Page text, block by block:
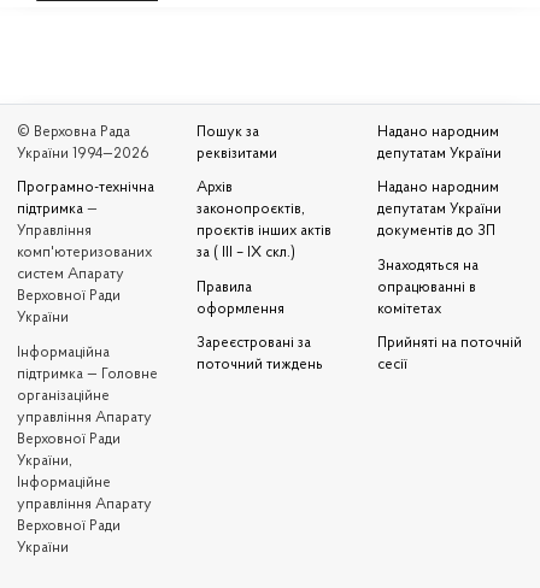
© Верховна Рада
України 1994—2026
Програмно-технічна
підтримка —
Управління
комп'ютеризованих
систем Апарату
Верховної Ради
України
Iнформаційна
підтримка — Головне
організаційне
управління Апарату
Верховної Ради
України,
Інформаційне
управління Апарату
Верховної Ради
України
Пошук за
реквізитами
Архів
законопроєктів,
проєктів інших актів
за ( III – IX скл.)
Правила
оформлення
Зареєстровані за
поточний тиждень
Надано народним
депутатам України
Надано народним
депутатам України
документів до ЗП
Знаходяться на
опрацюванні в
комітетах
Прийняті на поточній
сесії